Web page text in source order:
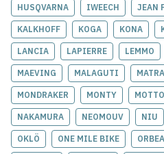
HUSQVARNA IWEECH JEAN
KALKHOFF KOGA KONA
LANCIA LAPIERRE LEMMO
MAEVING MALAGUTI MATRA
MONDRAKER MONTY MOTTO
NAKAMURA NEOMOUV NIU
OKLÖ ONE MILE BIKE ORBEA